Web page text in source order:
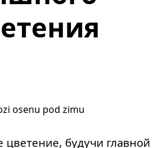
цветение, будучи главной